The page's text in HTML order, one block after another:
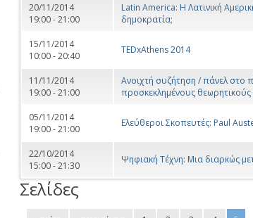
20/11/2014
19:00 - 21:00
Latin America: Η Λατινική
δημοκρατία;
15/11/2014
10:00 - 20:40
TEDxAthens 2014
11/11/2014
19:00 - 21:00
Ανοιχτή συζήτηση / πάνελ στο
προσκεκλημένους θεωρητικούς
05/11/2014
19:00 - 21:00
Ελεύθεροι Σκοπευτές: Paul
22/10/2014
15:00 - 21:30
Ψηφιακή Τέχνη: Μια διαρκώς
Σελίδες